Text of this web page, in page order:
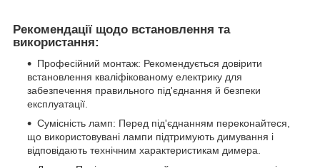
Рекомендації щодо встановлення та
використання:
Професійний монтаж: Рекомендується довірити
встановлення кваліфікованому електрику для
забезпечення правильного під'єднання й безпеки
експлуатації.
Сумісність ламп: Перед під'єднанням переконайтеся,
що використовувані лампи підтримують димування і
відповідають технічним характеристикам димера.